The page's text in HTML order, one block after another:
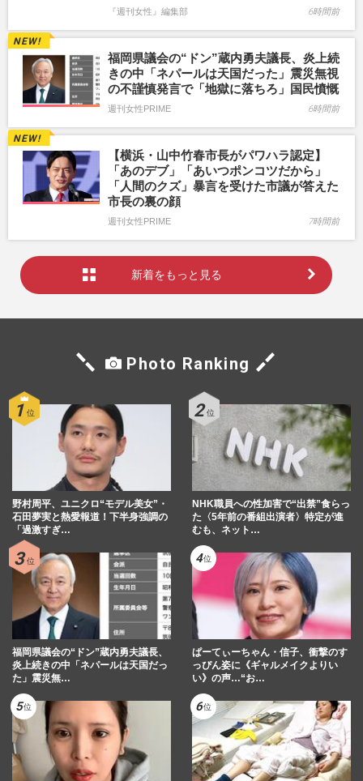
『週刊女性』編集部 6時間前
福岡県議会の“ドン”蔵内勇夫議長、炎上続
きの中「ネパールは天国だった」震災無視
の不謹慎発言で「地獄に落ちろ」国民憤慨
週刊女性PRIME 6時間前
【横浜・山中竹春市長がパワハラ認定】
「あのデブ」「あいつポンコツだから」
「人間のクズ」暴言を受けた市議が答えた
市長の裏の顔
週刊女性PRIME 7時間前
新着をもっと見る
Photo Ranking
野村周平、ユニクロ“モデル美女”・
石田夢実と熱愛報道！下半身強調の
「過激すぎ…
NHK職員への性加害で“出禁”食らっ
た〈5年前の番組出演者〉特定が進
むも、ネット…
福岡県議会の“ドン”蔵内勇夫議長、
炎上続きの中「ネパールは天国だっ
た」震災無…
ぱーてぃーちゃん・信子、衝撃のす
っぴん姿に《ギャルメイクよりい
い》の声…“お…